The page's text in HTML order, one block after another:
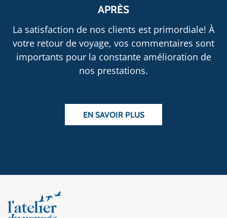
APRÈS
La satisfaction de nos clients est primordiale! À
votre retour de voyage, vos commentaires sont
importants pour la constante amélioration de
nos prestations.
EN SAVOIR PLUS